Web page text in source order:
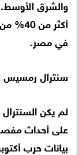
والشرق الأوسط.
أكثر
في مصر.
سنترال رمسيس
لم يكن
على أحداث